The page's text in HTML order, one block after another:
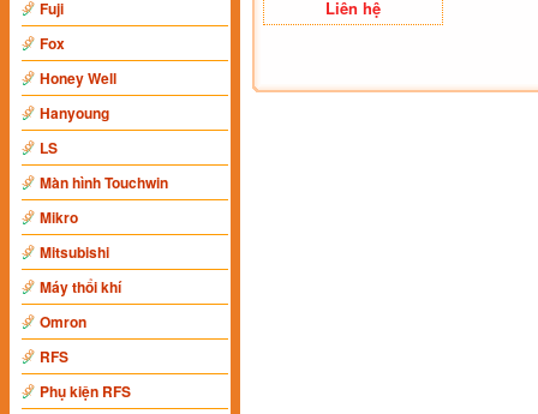
Fuji
Fox
Honey Well
Hanyoung
LS
Màn hình Touchwin
Mikro
Mitsubishi
Máy thổi khí
Omron
RFS
Phụ kiện RFS
Liên hệ